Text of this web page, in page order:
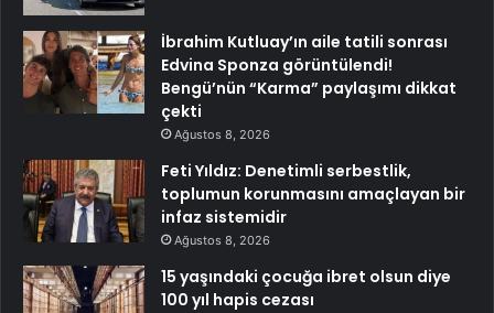
İbrahim Kutluay’ın aile tatili sonrası
Edvina Sponza görüntülendi!
Bengü’nün “Karma” paylaşımı dikkat
çekti
Ağustos 8, 2026
Feti Yıldız: Denetimli serbestlik,
toplumun korunmasını amaçlayan bir
infaz sistemidir
Ağustos 8, 2026
15 yaşındaki çocuğa ibret olsun diye
100 yıl hapis cezası